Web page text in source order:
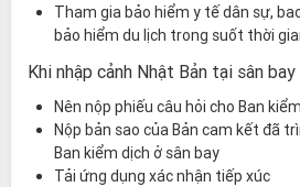
Tham gia bảo hiểm y tế dân sự,
bảo hiểm du lịch trong suốt thời
Khi nhập cảnh Nhật Bản tại sân bay
Nên nộp phiếu câu hỏi cho Ban
Nộp bản sao của Bản cam kết đã
Ban kiểm dịch ở sân bay
Tải ứng dụng xác nhận tiếp xúc